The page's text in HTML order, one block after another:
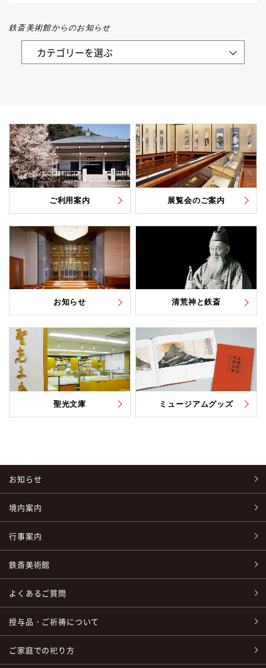
鉄斎美術館からのお知らせ
ご利用案内 展覧会のご案内
お知らせ 清荒神と鉄斎
聖光文庫 ミュージアムグッズ
お知らせ
境内案内
行事案内
鉄斎美術館
よくあるご質問
授与品・ご祈祷について
ご家庭での祀り方